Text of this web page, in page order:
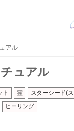
アル
ュアル
ト 霊 スターシード(
ヒーリング